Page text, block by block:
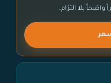
بلا التزام.